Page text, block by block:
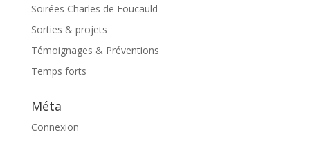
Soirées Charles de Foucauld
Sorties & projets
Témoignages & Préventions
Temps forts
Méta
Connexion